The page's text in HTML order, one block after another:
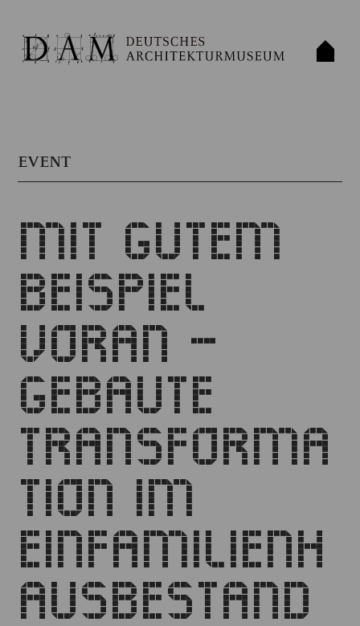
EVENT
MIT GUTEM
BEISPIEL
VORAN –
GEBAUTE
TRANSFORMA
TION IM
EINFAMILIENH
AUSBESTAND